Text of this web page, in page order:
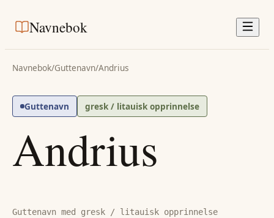
Navnebok
Navnebok/Guttenavn/Andrius
Guttenavn gresk / litauisk opprinnelse
Andrius
Guttenavn med gresk / litauisk opprinnelse